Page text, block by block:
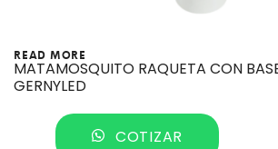
READ MORE
MATAMOSQUITO RAQUETA CON
GERNYLED
COTIZAR